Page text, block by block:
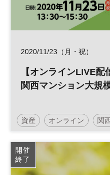
2020/11/23（月・祝）
【オンラインLIVE配
関西マンション大規
資産 オンライン 関
マンション 参加無料
開催
終了